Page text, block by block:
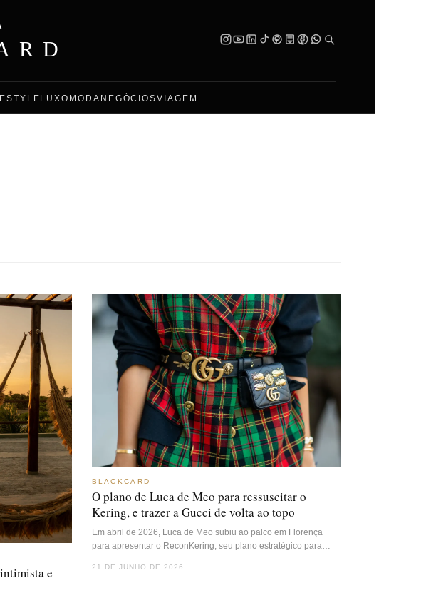
LUXO MODA NEGÓCIOSVIAGEM
e
BLACKCARD
O plano de Luca de Meo para ressuscitar o
Kering, e trazer a Gucci de volta ao topo
Em abril de 2026, Luca de Meo subiu ao palco em Florença
para apresentar o ReconKering, seu plano estratégico para…
21 DE JUNHO DE 2026